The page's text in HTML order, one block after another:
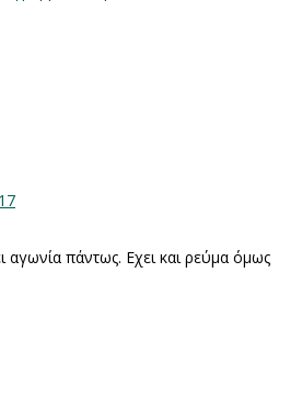
αγωνία πάντως. Εχει και ρεύμα όμως